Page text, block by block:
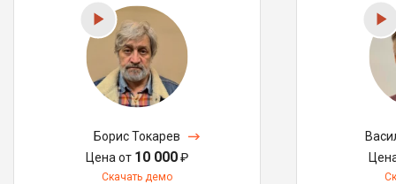
Борис Токарев
Цена от 10 000₽
Скачать демо